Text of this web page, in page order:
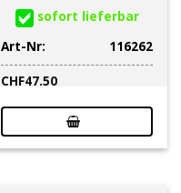
sofort lieferbar
Art-Nr:
116262
CHF47.50